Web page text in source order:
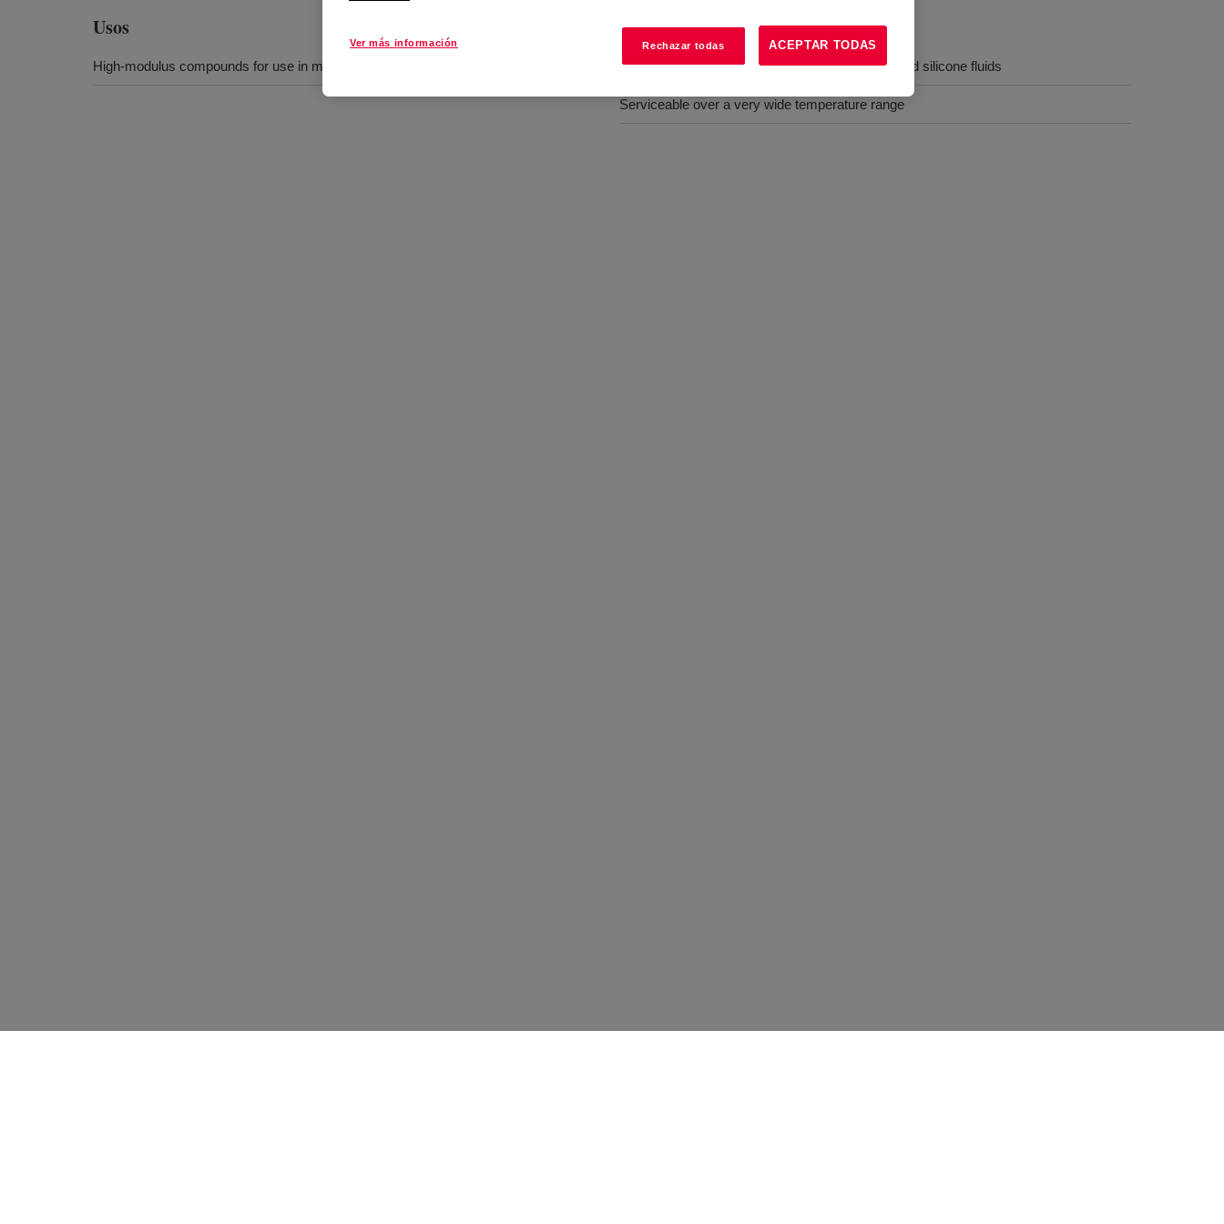
Usos
High-modulus compounds for use in making molded rubber goods such as O-rings
Beneficios
Excellent fluid resistance to most hydrocarbon and silicone fluids
Serviceable over a very wide temperature range
Ver más información Rechazar todas ACEPTAR TODAS